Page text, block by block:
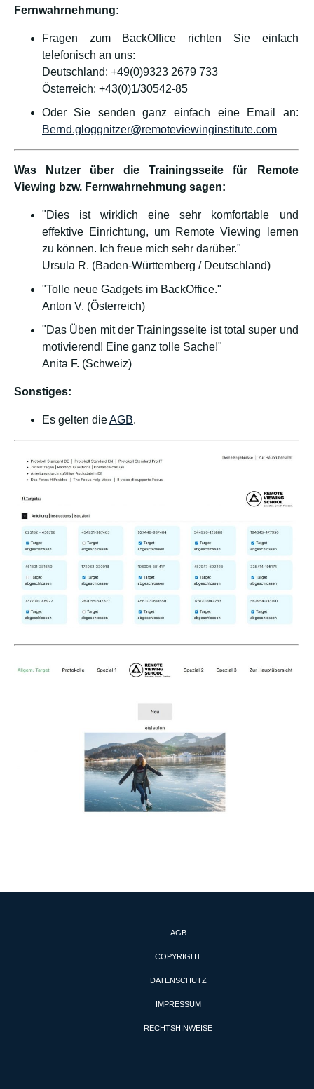
Fernwahrnehmung:
Fragen zum BackOffice richten Sie einfach
telefonisch an uns:
Deutschland: +49(0)9323 2679 733
Österreich: +43(0)1/30542-85
Oder Sie senden ganz einfach eine Email an:
Bernd.gloggnitzer@remoteviewinginstitute.com
Was Nutzer über die Trainingsseite für Remote
Viewing bzw. Fernwahrnehmung sagen:
"Dies ist wirklich eine sehr komfortable und
effektive Einrichtung, um Remote Viewing lernen
zu können. Ich freue mich sehr darüber."
Ursula R. (Baden-Württemberg / Deutschland)
"Tolle neue Gadgets im BackOffice."
Anton V. (Österreich)
"Das Üben mit der Trainingsseite ist total super und
motivierend! Eine ganz tolle Sache!"
Anita F. (Schweiz)
Sonstiges:
Es gelten dieAGB.
AGB
COPYRIGHT
DATENSCHUTZ
IMPRESSUM
RECHTSHINWEISE